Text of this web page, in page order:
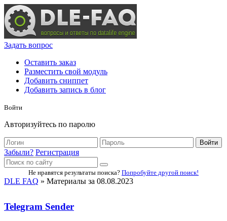
Задать вопрос
Оставить заказ
Разместить свой модуль
Добавить сниппет
Добавить запись в блог
Войти
Авторизуйтесь по паролю
Войти
Забыли? Регистрация
Не нравятся результаты поиска? Попробуйте другой поиск!
DLE FAQ » Материалы за 08.08.2023
Telegram Sender